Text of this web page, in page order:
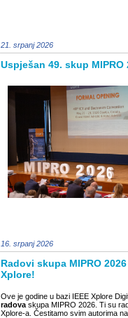
21. srpanj 2026
Uspješan 49. skup MIPRO
16. srpanj 2026
Radovi skupa MIPRO
Xplore!
Ove je godine u bazi IEEE Xplore
radova skupa MIPRO 2026. Ti su
Xplore-a. Čestitamo svim autorima